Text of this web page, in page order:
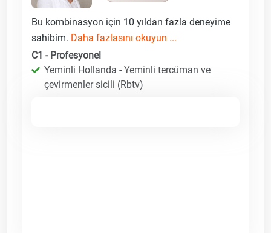
Bu kombinasyon için 10 yıldan fazla deneyime
sahibim. Daha fazlasını okuyun ...
C1 - Profesyonel
Yeminli Hollanda - Yeminli tercüman ve
çevirmenler sicili (Rbtv)